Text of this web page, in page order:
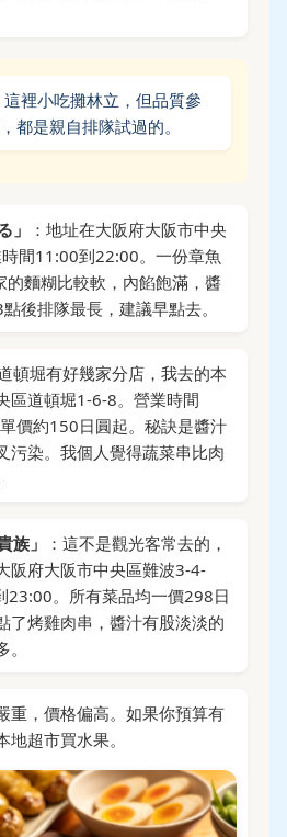
這裡小吃攤林立，但品質參
都是親自排隊試過的。
」
：地址在大阪府大阪市中央
間11:00到22:00。一份章魚
麵糊比較軟，內餡飽滿，醬
後排隊最長，建議早點去。
頓堀有好幾家分店，我去的本
區道頓堀1-6-8。營業時間
價約150日圓起。秘訣是醬汁
污染。我個人覺得蔬菜串比肉
族」
：這不是觀光客常去的，
阪府大阪市中央區難波3-4-
23:00。所有菜品均一價298日
了烤雞肉串，醬汁有股淡淡的
重，價格偏高。如果你預算有
超市買水果。